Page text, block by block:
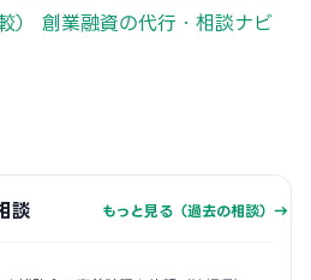
）
創業融資の代行・相談ナビ
談 もっと見る（過去の相談）→